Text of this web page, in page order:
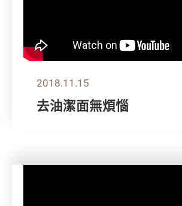
2018.11.15
去油潔面無煩惱